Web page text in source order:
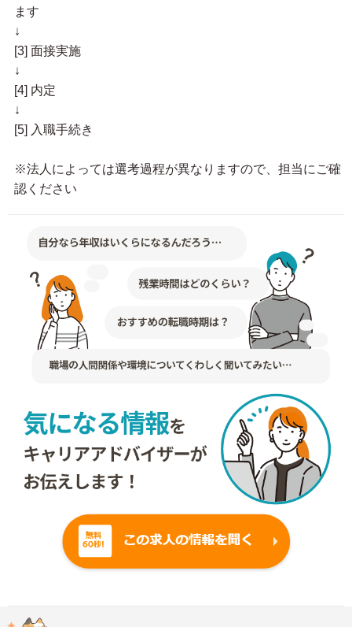
ます
↓
[3] 面接実施
↓
[4] 内定
↓
[5] 入職手続き
※法人によっては選考過程が異なりますので、担当にご確
認ください